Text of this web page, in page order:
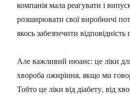
компанія мала реагувати і
розширювати свої виробничі
якось забезпечити
Але важливий нюанс: це ліки
хвороба ожиріння, якщо ми
Тобто це ліки від діабету, від